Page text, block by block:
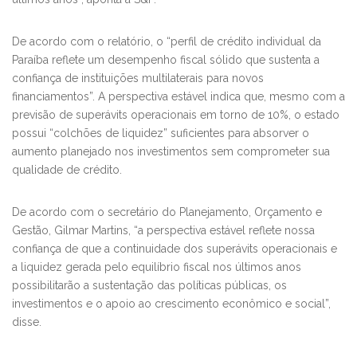
De acordo com o relatório, o “perfil de crédito individual da
Paraíba reflete um desempenho fiscal sólido que sustenta a
confiança de instituições multilaterais para novos
financiamentos”. A perspectiva estável indica que, mesmo com a
previsão de superávits operacionais em torno de 10%, o estado
possui “colchões de liquidez” suficientes para absorver o
aumento planejado nos investimentos sem comprometer sua
qualidade de crédito.
De acordo com o secretário do Planejamento, Orçamento e
Gestão, Gilmar Martins, “a perspectiva estável reflete nossa
confiança de que a continuidade dos superávits operacionais e
a liquidez gerada pelo equilíbrio fiscal nos últimos anos
possibilitarão a sustentação das políticas públicas, os
investimentos e o apoio ao crescimento econômico e social”,
disse.